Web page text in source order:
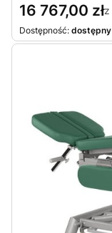
16 767,00 złz
Dostępność: dostępny